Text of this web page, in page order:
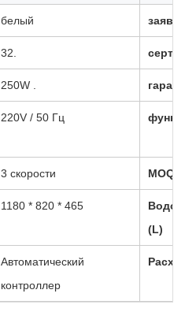
белый
32.
250W .
220V / 50 Гц
3 скорости MOQ .
1180 * 820 * 465
(L)
Автоматический
контроллер